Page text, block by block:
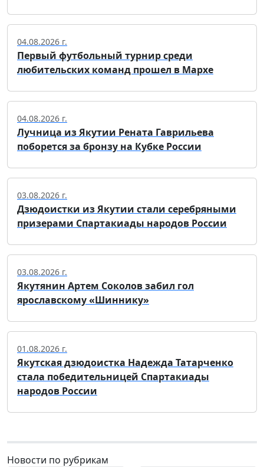
04.08.2026 г.
Первый футбольный турнир среди
любительских команд прошел в Мархе
04.08.2026 г.
Лучница из Якутии Рената Гаврильева
поборется за бронзу на Кубке России
03.08.2026 г.
Дзюдоистки из Якутии стали серебряными
призерами Спартакиады народов России
03.08.2026 г.
Якутянин Артем Соколов забил гол
ярославскому «Шиннику»
01.08.2026 г.
Якутская дзюдоистка Надежда Татарченко
стала победительницей Спартакиады
народов России
Новости по рубрикам